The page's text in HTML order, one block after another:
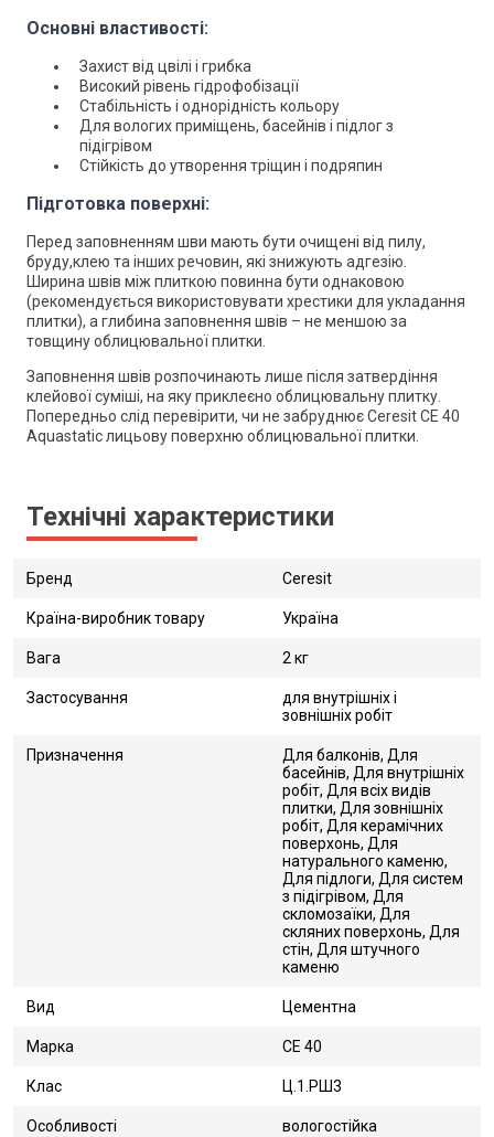
Основні властивості:
Захист від цвілі і грибка
Високий рівень гідрофобізації
Стабільність і однорідність кольору
Для вологих приміщень, басейнів і підлог з
підігрівом
Стійкість до утворення тріщин і подряпин
Підготовка поверхні:
Перед заповненням шви мають бути очищені від пилу,
бруду,клею та інших речовин, які знижують адгезію.
Ширина швів між плиткою повинна бути однаковою
(рекомендується використовувати хрестики для укладання
плитки), а глибина заповнення швів – не меншою за
товщину облицювальної плитки.
Заповнення швів розпочинають лише після затвердіння
клейової суміші, на яку приклеєно облицювальну плитку.
Попередньо слід перевірити, чи не забруднює Ceresit CE 40
Aquastatic лицьову поверхню облицювальної плитки.
Технічні характеристики
Бренд Ceresit
Країна-виробник товару Україна
Вага 2 кг
Застосування
для внутрішніх і
зовнішніх робіт
Призначення
Для балконів, Для
басейнів, Для внутрішніх
робіт, Для всіх видів
плитки, Для зовнішніх
робіт, Для керамічних
поверхонь, Для
натурального каменю,
Для підлоги, Для систем
з підігрівом, Для
скломозаїки, Для
скляних поверхонь, Для
стін, Для штучного
каменю
Вид Цементна
Марка CE 40
Клас Ц.1.РШ3
Особливості вологостійка